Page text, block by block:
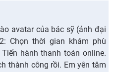
avatar của bác sỹ (ảnh đại
Chọn thời gian khám phù
hành thanh toán online.
thành công rồi. Em yên tâm